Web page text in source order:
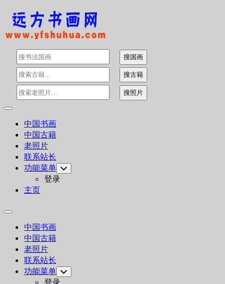
Skip
content
Expand
中国书画
中国古籍
老照片
联系站长
功能菜单 Toggle
Child
登录
主页
Expand
中国书画
中国古籍
老照片
联系站长
功能菜单 Toggle
Child
登录